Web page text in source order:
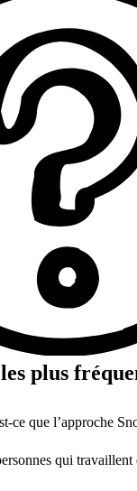
plus
ce que l’approche
qui travaillent